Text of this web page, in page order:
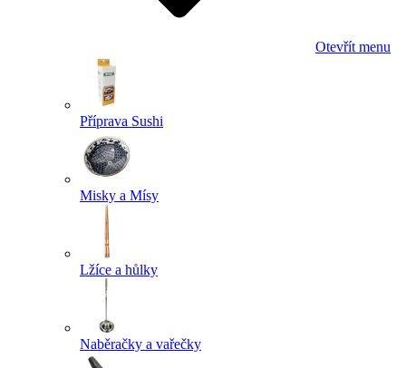
Otevřít menu
Příprava Sushi
Misky a Mísy
Lžíce a hůlky
Naběračky a vařečky